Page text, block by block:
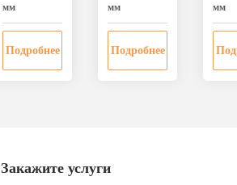
мм
Подробнее
мм
Подробнее
мм
Закажите услуги